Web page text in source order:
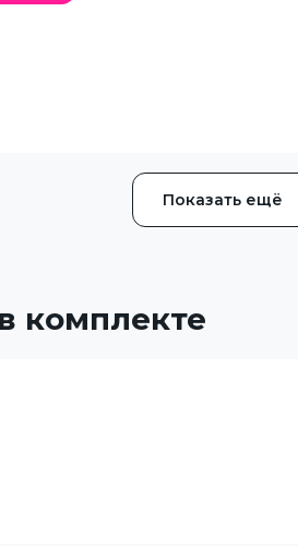
Показать ещё
комплекте